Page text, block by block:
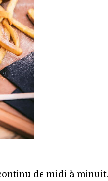
de midi à minuit.